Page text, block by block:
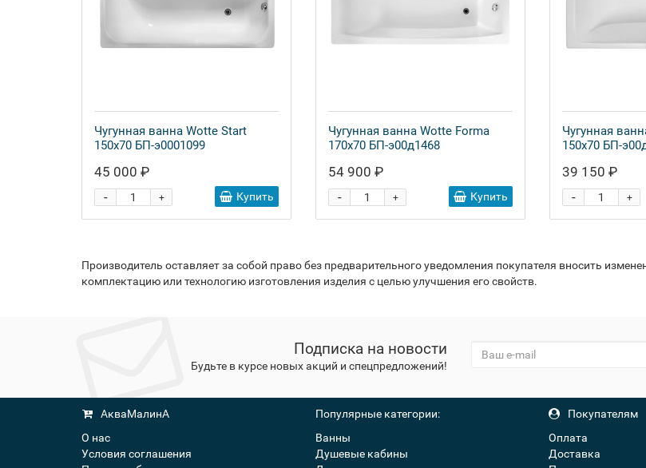
Чугунная ванна Wotte Start
150x70 БП-э0001099
45 000 ₽
+
- Купить
Чугунная ванна Wotte Forma
170x70 БП-э00д1468
54 900 ₽
+
- Купить
Чугунная
150x70 БП-
39 150 ₽
+
-
Производитель оставляет за собой право без предварительного уведомления покупателя вносить
комплектацию или технологию изготовления изделия с целью улучшения его свойств.
Подписка на новости
Будьте в курсе новых акций и спецпредложений!
АкваМалинА
О нас
Условия соглашения
Популярные категории:
Ванны
Душевые кабины
Покупателям
Оплата
Доставка